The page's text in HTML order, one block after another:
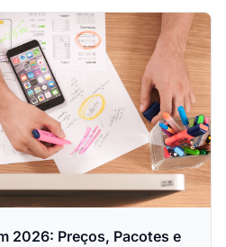
2026: Preços, Pacotes e